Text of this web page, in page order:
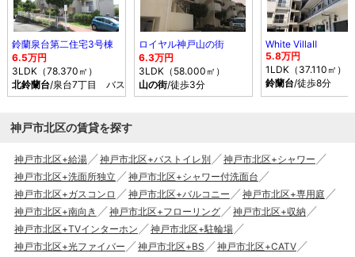
鈴蘭泉台第二住宅3号棟
6.5万円
3LDK（78.370㎡）
北鈴蘭台/泉台7丁目 バス乗車時間8分 停歩2分
ロイヤル神戸山の街
6.3万円
3LDK（58.000㎡）
山の街/徒歩3分
White VillaⅡ
5.8万円
1LDK（37.110㎡）
鈴蘭台/徒歩8分
神戸市北区の賃貸を探す
神戸市北区+給湯 神戸市北区+バストイレ別
神戸市北区+シャワー
神戸市北区+洗面所独立
神戸市北区+シャワー付洗面台
神戸市北区+ガスコンロ
神戸市北区+バルコニー
神戸市北区+専用庭
神戸市北区+南向き
神戸市北区+フローリング
神戸市北区+収納
神戸市北区+TVインターホン
神戸市北区+駐輪場
神戸市北区+光ファイバー
神戸市北区+BS
神戸市北区+CATV